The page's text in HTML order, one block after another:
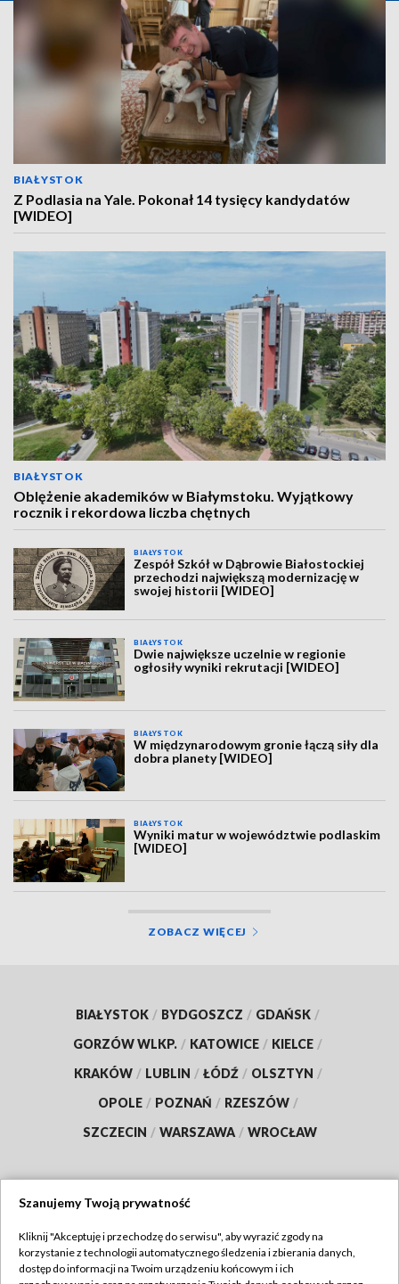
BIAŁYSTOK
Z Podlasia na Yale. Pokonał 14 tysięcy kandydatów
[WIDEO]
BIAŁYSTOK
Oblężenie akademików w Białymstoku. Wyjątkowy
rocznik i rekordowa liczba chętnych
BIAŁYSTOK
Zespół Szkół w Dąbrowie Białostockiej
przechodzi największą modernizację w
swojej historii [WIDEO]
BIAŁYSTOK
Dwie największe uczelnie w regionie
ogłosiły wyniki rekrutacji [WIDEO]
BIAŁYSTOK
W międzynarodowym gronie łączą siły dla
dobra planety [WIDEO]
BIAŁYSTOK
Wyniki matur w województwie podlaskim
[WIDEO]
ZOBACZ WIĘCEJ
BIAŁYSTOK / BYDGOSZCZ / GDAŃSK /
GORZÓW WLKP. / KATOWICE / KIELCE /
KRAKÓW / LUBLIN / ŁÓDŹ / OLSZTYN /
OPOLE / POZNAŃ / RZESZÓW /
SZCZECIN / WARSZAWA / WROCŁAW
TVP
Szanujemy Twoją prywatność
Kliknij "Akceptuję i przechodzę do serwisu", aby wyrazić zgody na
korzystanie z technologii automatycznego śledzenia i zbierania danych,
dostęp do informacji na Twoim urządzeniu końcowym i ich